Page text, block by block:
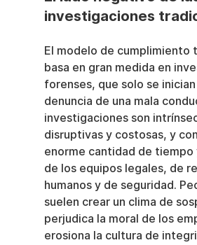
investigaciones
El modelo de cumplimiento
basa en gran medida en
forenses, que solo se
denuncia de una mala
investigaciones son
disruptivas y costosas, y
enorme cantidad de tiempo
de los equipos legales, de
humanos y de seguridad.
suelen crear un clima de
perjudica la moral de los
erosiona la cultura de